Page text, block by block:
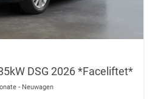
DSG 2026 *Faceliftet*
Neuwagen